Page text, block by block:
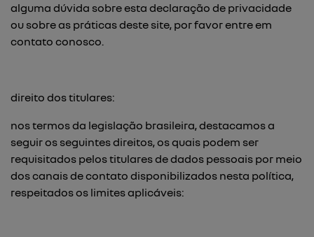
alguma dúvida sobre esta declaração de privacidade
ou sobre as práticas deste site, por favor entre em
contato conosco.
direito dos titulares:
nos termos da legislação brasileira, destacamos a
seguir os seguintes direitos, os quais podem ser
requisitados pelos titulares de dados pessoais por meio
dos canais de contato disponibilizados nesta política,
respeitados os limites aplicáveis: